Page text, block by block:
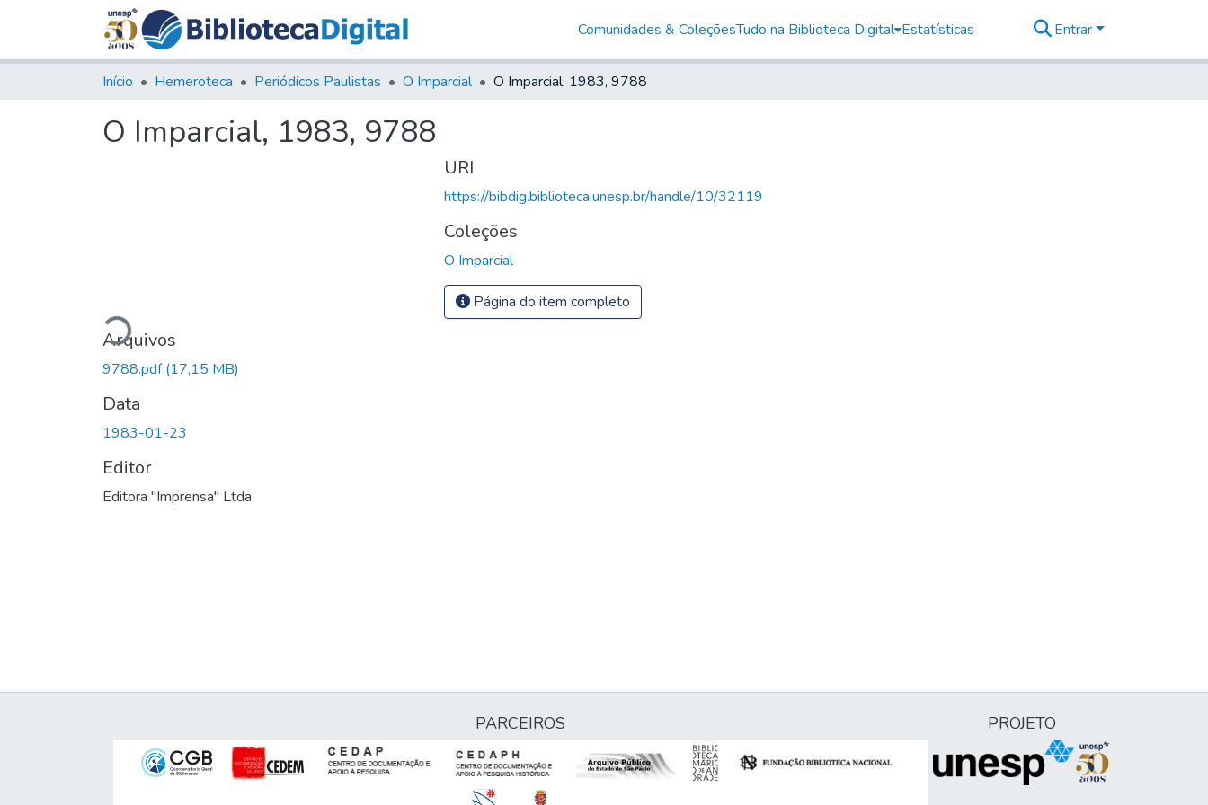
Comunidades & ColeçõesTudo na Biblioteca Digital Estatísticas Entrar
Início Hemeroteca Periódicos Paulistas O Imparcial O Imparcial, 1983, 9788
O Imparcial, 1983, 9788
Carregando...
Arquivos
9788.pdf(17,15 MB)
Data
1983-01-23
Editor
Editora "Imprensa" Ltda
URI
https://bibdig.biblioteca.unesp.br/handle/10/32119
Coleções
O Imparcial
Página do item completo
PARCEIROS PROJETO